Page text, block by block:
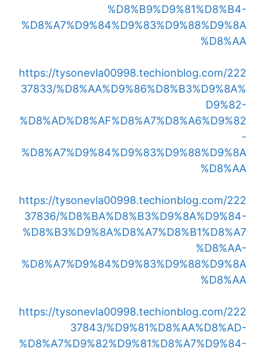
%D8%B9%D9%81%D8%B4-
%D8%A7%D9%84%D9%83%D9%88%D9%8A
%D8%AA
https://tysonevla00998.techionblog.com/222
37833/%D8%AA%D9%86%D8%B3%D9%8A%
D9%82-
%D8%AD%D8%AF%D8%A7%D8%A6%D9%82
-
%D8%A7%D9%84%D9%83%D9%88%D9%8A
%D8%AA
https://tysonevla00998.techionblog.com/222
37836/%D8%BA%D8%B3%D9%8A%D9%84-
%D8%B3%D9%8A%D8%A7%D8%B1%D8%A7
%D8%AA-
%D8%A7%D9%84%D9%83%D9%88%D9%8A
%D8%AA
https://tysonevla00998.techionblog.com/222
37843/%D9%81%D8%AA%D8%AD-
%D8%A7%D9%82%D9%81%D8%A7%D9%84-